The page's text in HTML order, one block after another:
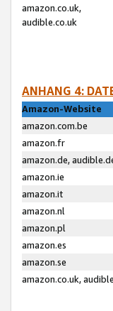
amazon.co.uk,
audible.co.uk
ANHANG 4:
Amazon-Website
amazon.com.be
amazon.fr
amazon.de,
amazon.ie
amazon.it
amazon.nl
amazon.pl
amazon.es
amazon.se
amazon.co.uk,